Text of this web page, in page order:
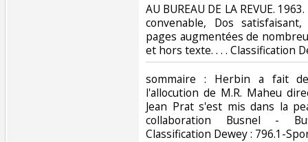
‎AU BUREAU DE LA REVUE.
convenable, Dos
pages augmentées de
et hors texte. . . . Classification
‎sommaire : Herbin a fait
l'allocution de M.R. Maheu
Jean Prat s'est mis dans la
collaboration Busnel -
Classification Dewey : 796.1-